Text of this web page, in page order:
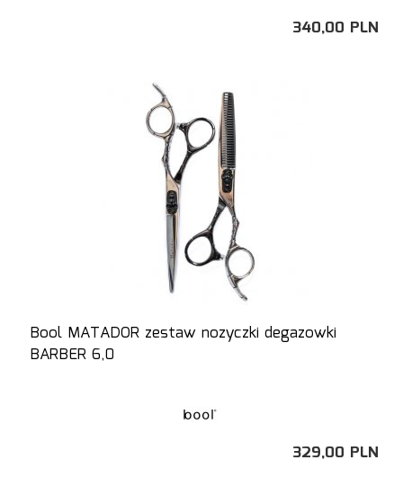
340,00 PLN
Bool MATADOR zestaw nozyczki degazowki
BARBER 6,0
329,00 PLN